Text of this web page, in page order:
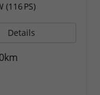
(116 PS)
Details